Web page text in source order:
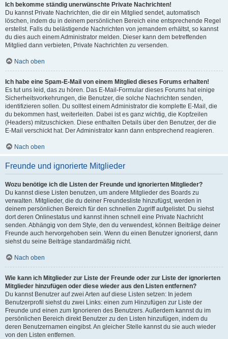
Ich bekomme ständig unerwünschte Private Nachrichten!
Du kannst Private Nachrichten, die dir ein Mitglied sendet, automatisch
löschen, indem du in deinem persönlichen Bereich eine entsprechende Regel
erstellst. Falls du belästigende Nachrichten von jemandem erhältst, so kannst
du dies auch einem Administrator melden. Dieser kann dem betreffenden
Mitglied dann verbieten, Private Nachrichten zu versenden.
Nach oben
Ich habe eine Spam-E-Mail von einem Mitglied dieses Forums erhalten!
Es tut uns leid, das zu hören. Das E-Mail-Formular dieses Forums hat einige
Sicherheitsvorkehrungen, die Benutzer, die solche Nachrichten senden,
identifizieren sollen. Du solltest einem Administrator die komplette E-Mail, die
du bekommen hast, weiterleiten. Dabei ist es ganz wichtig, die Kopfzeilen
(Headers) mitzuschicken. Diese enthalten Details über den Benutzer, der die
E-Mail verschickt hat. Der Administrator kann dann entsprechend reagieren.
Nach oben
Freunde und ignorierte Mitglieder
Wozu benötige ich die Listen der Freunde und ignorierten Mitglieder?
Du kannst diese Listen benutzen, um andere Mitglieder des Boards zu
verwalten. Mitglieder, die du deiner Freundesliste hinzufügst, werden in
deinem persönlichen Bereich für den schnellen Zugriff aufgelistet. Du siehst
dort deren Onlinestatus und kannst ihnen schnell eine Private Nachricht
senden. Abhängig von dem Style, den du verwendest, können Beiträge deiner
Freunde auch hervorgehoben sein. Wenn du einen Benutzer ignorierst, dann
siehst du seine Beiträge standardmäßig nicht.
Nach oben
Wie kann ich Mitglieder zur Liste der Freunde oder zur Liste der ignorierten
Mitglieder hinzufügen oder diese wieder aus den Listen entfernen?
Du kannst Benutzer auf zwei Arten auf diese Listen setzen: In jedem
Benutzerprofil siehst du zwei Links: einen zum Hinzufügen zur Liste der
Freunde und einen zum Ignorieren des Benutzers. Außerdem kannst du im
persönlichen Bereich direkt Benutzer zu den Listen hinzufügen, indem du
deren Benutzernamen eingibst. An gleicher Stelle kannst du sie auch wieder
von den Listen entfernen.